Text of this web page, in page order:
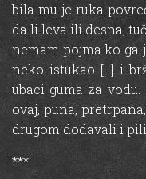
bila mu je ruka
da li leva ili desna,
nemam pojma ko ga
neko istukao […] i
ubaci guma za
ovaj, puna,
drugom dodavali i
***